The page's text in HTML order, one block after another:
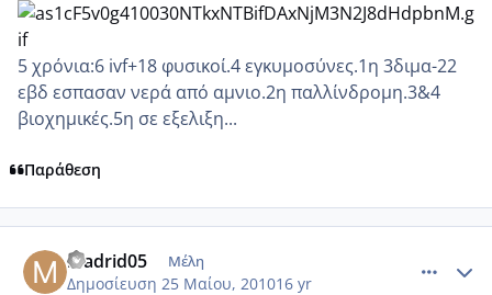
5 χρόνια:6 ivf+18 φυσικοί.4 εγκυμοσύνες.1η 3διμα-22
εβδ εσπασαν νερά από αμνιο.2η παλλίνδρομη.3&4
βιοχημικές.5η σε εξελιξη...
Παράθεση
madrid05 Μέλη
Δημοσίευση 25 Μαίου, 201016 yr